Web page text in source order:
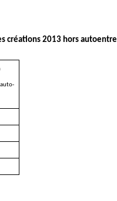
créations 2013 hors